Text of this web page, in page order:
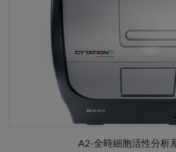
A2-全時細胞活性分析